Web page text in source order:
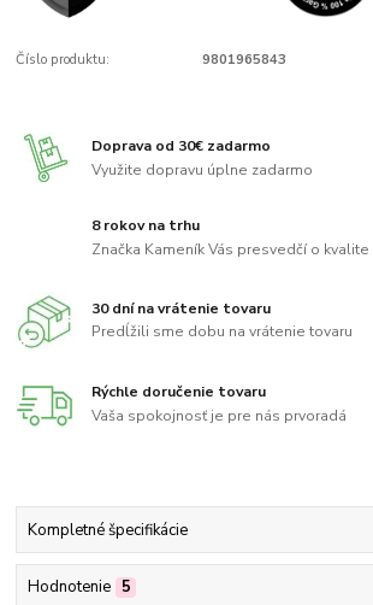
Číslo produktu: 9801965843
Doprava od 30€ zadarmo
Využite dopravu úplne zadarmo
8 rokov na trhu
Značka Kameník Vás presvedčí o kvalite
30 dní na vrátenie tovaru
Predĺžili sme dobu na vrátenie tovaru
Rýchle doručenie tovaru
Vaša spokojnosť je pre nás prvoradá
Kompletné špecifikácie
Hodnotenie 5